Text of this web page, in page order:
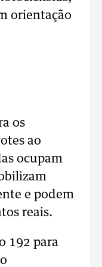
orientação
os
ao
ocupam
e podem
reais.
192 para